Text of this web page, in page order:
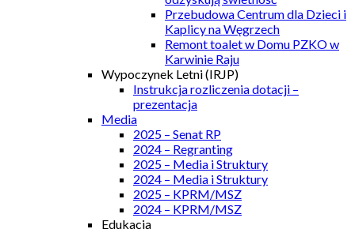
Przebudowa Centrum dla Dzieci i
Kaplicy na Węgrzech
Remont toalet w Domu PZKO w
Karwinie Raju
Wypoczynek Letni (IRJP)
Instrukcja rozliczenia dotacji –
prezentacja
Media
2025 – Senat RP
2024 – Regranting
2025 – Media i Struktury
2024 – Media i Struktury
2025 – KPRM/MSZ
2024 – KPRM/MSZ
Edukacja